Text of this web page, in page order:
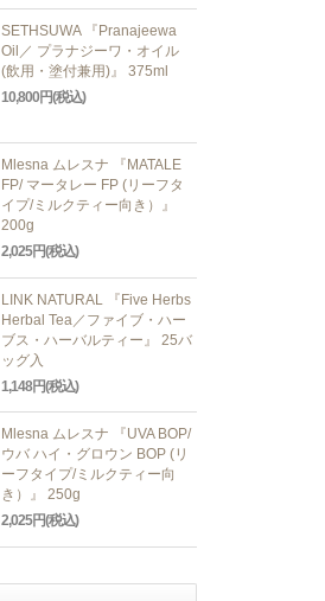
SETHSUWA 『Pranajeewa
Oil／ プラナジーワ・オイル
(飲用・塗付兼用)』 375ml
10,800円(税込)
Mlesna ムレスナ 『MATALE
FP/ マータレー FP (リーフタ
イプ/ミルクティー向き）』
200g
2,025円(税込)
LINK NATURAL 『Five Herbs
Herbal Tea／ファイブ・ハー
ブス・ハーバルティー』 25バ
ッグ入
1,148円(税込)
Mlesna ムレスナ 『UVA BOP/
ウバ ハイ・グロウン BOP (リ
ーフタイプ/ミルクティー向
き）』 250g
2,025円(税込)